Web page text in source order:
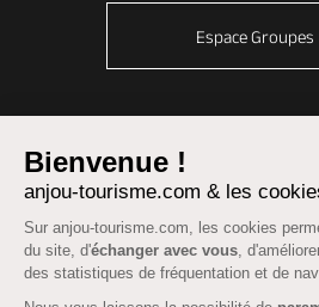
Bienvenue !
anjou-tourisme.com & les
Sur anjou-tourisme.com, les cookies
du site, d'échanger avec vous,
des statistiques de fréquentation et de
Espace Groupes
Mentions légales - Données